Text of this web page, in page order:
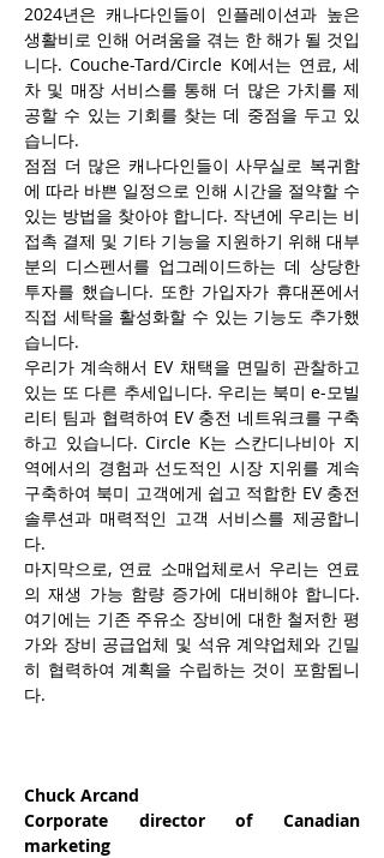
2024년은 캐나다인들이 인플레이션과 높은
생활비로 인해 어려움을 겪는 한 해가 될 것입
니다. Couche-Tard/Circle K에서는 연료, 세
차 및 매장 서비스를 통해 더 많은 가치를 제
공할 수 있는 기회를 찾는 데 중점을 두고 있
습니다.
점점 더 많은 캐나다인들이 사무실로 복귀함
에 따라 바쁜 일정으로 인해 시간을 절약할 수
있는 방법을 찾아야 합니다. 작년에 우리는 비
접촉 결제 및 기타 기능을 지원하기 위해 대부
분의 디스펜서를 업그레이드하는 데 상당한
투자를 했습니다. 또한 가입자가 휴대폰에서
직접 세탁을 활성화할 수 있는 기능도 추가했
습니다.
우리가 계속해서 EV 채택을 면밀히 관찰하고
있는 또 다른 추세입니다. 우리는 북미 e-모빌
리티 팀과 협력하여 EV 충전 네트워크를 구축
하고 있습니다. Circle K는 스칸디나비아 지
역에서의 경험과 선도적인 시장 지위를 계속
구축하여 북미 고객에게 쉽고 적합한 EV 충전
솔루션과 매력적인 고객 서비스를 제공합니
다.
마지막으로, 연료 소매업체로서 우리는 연료
의 재생 가능 함량 증가에 대비해야 합니다.
여기에는 기존 주유소 장비에 대한 철저한 평
가와 장비 공급업체 및 석유 계약업체와 긴밀
히 협력하여 계획을 수립하는 것이 포함됩니
다.
Chuck Arcand
Corporate director of Canadian
marketing